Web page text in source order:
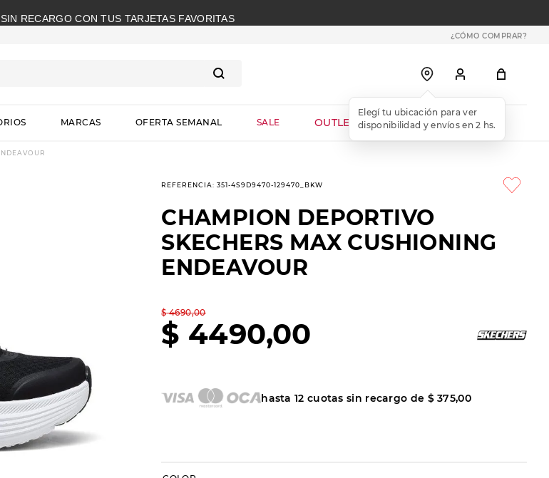
RECARGO CON TUS TARJETAS FAVORITAS
¿CÓMO COMPRAR?
MARCAS OFERTA SEMANAL SALE OUTLET WEB
REFERENCIA:351-4S9D9470-129470_BKW
CHAMPION DEPORTIVO
SKECHERS MAX CUSHIONING
ENDEAVOUR
$ 4690,00
$ 4490,00
hasta12 cuotas sin recargo de $ 375,00